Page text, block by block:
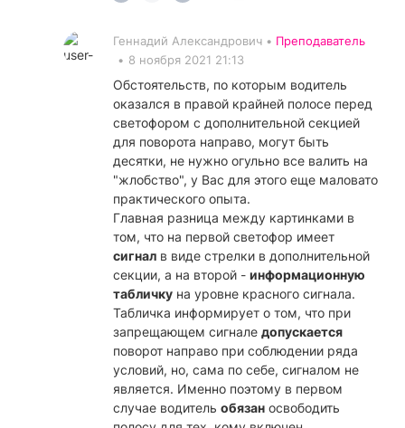
Геннадий Александрович • Преподаватель
• 8 ноября 2021 21:13
Обстоятельств, по которым водитель
оказался в правой крайней полосе перед
светофором с дополнительной секцией
для поворота направо, могут быть
десятки, не нужно огульно все валить на
"жлобство", у Вас для этого еще маловато
практического опыта.
Главная разница между картинками в
том, что на первой светофор имеет
сигнал в виде стрелки в дополнительной
секции, а на второй - информационную
табличку на уровне красного сигнала.
Табличка информирует о том, что при
запрещающем сигнале допускается
поворот направо при соблюдении ряда
условий, но, сама по себе, сигналом не
является. Именно поэтому в первом
случае водитель обязан освободить